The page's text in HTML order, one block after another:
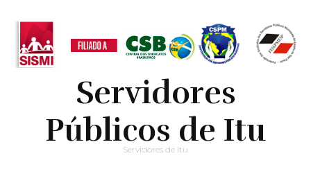
Servidores
Públicos de Itu
Servidores de Itu